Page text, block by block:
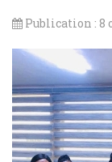
Publication : 8